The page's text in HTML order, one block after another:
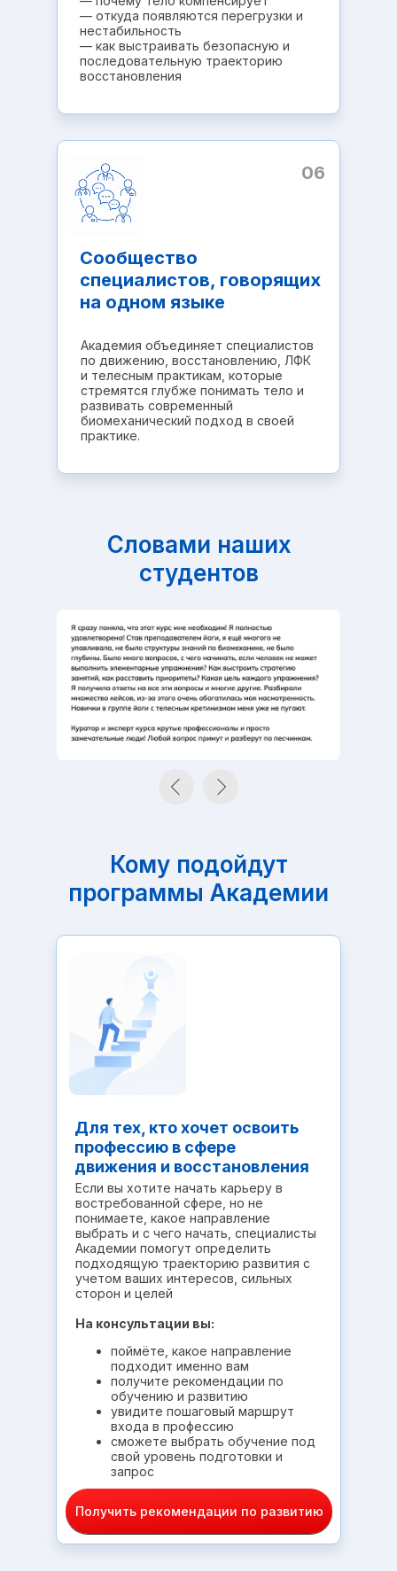
Сообщество
специалистов, говорящих
на одном языке
Академия объединяет специалистов
по движению, восстановлению, ЛФК
и телесным практикам, которые
стремятся глубже понимать тело и
развивать современный
биомеханический подход в своей
практике.
— откуда появляются перегрузки и
нестабильность
— как выстраивать безопасную и
последовательную траекторию
восстановления
06
Словами наших
студентов
Кому подойдут
программы Академии
Для тех, кто хочет освоить
профессию в сфере
движения и восстановления
Если вы хотите начать карьеру в
востребованной сфере, но не
понимаете, какое направление
выбрать и с чего начать, специалисты
Академии помогут определить
подходящую траекторию развития с
учетом ваших интересов, сильных
сторон и целей
На консультации вы:
поймёте, какое направление
подходит именно вам
получите рекомендации по
обучению и развитию
увидите пошаговый маршрут
входа в профессию
сможете выбрать обучение под
свой уровень подготовки и
запрос
Получить рекомендации по развитию